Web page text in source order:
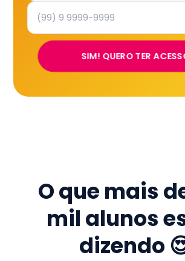
SIM! QUERO TER
O que mais
mil alunos
dizendo